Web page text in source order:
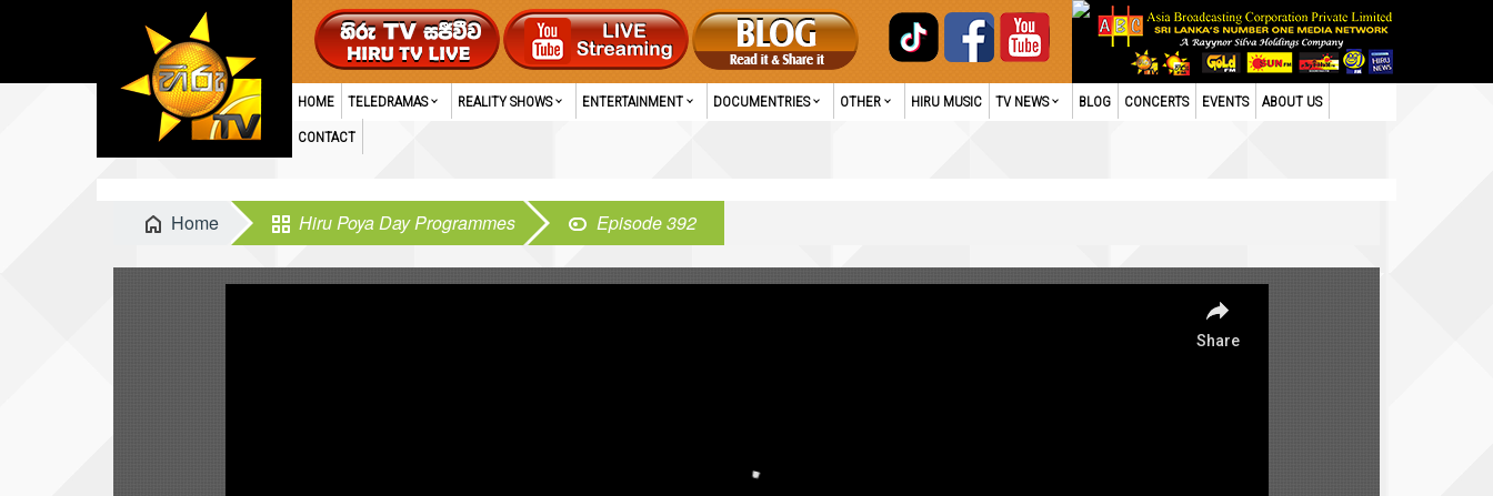
HOME TELEDRAMAS REALITY SHOWS ENTERTAINMENT DOCUMENTRIES OTHER HIRU MUSIC TV NEWS BLOG CONCERTS EVENTS ABOUT US
CONTACT
Home Hiru Poya Day Programmes Episode 392